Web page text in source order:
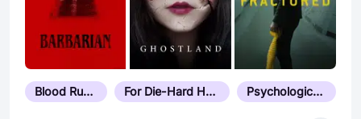
Blood Runs Cold For Die-Hard Horror Fans Psychological Thriller